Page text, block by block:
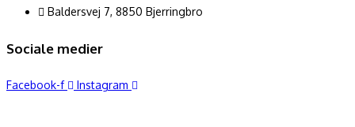
Baldersvej 7, 8850 Bjerringbro
Sociale medier
Facebook-f Instagram